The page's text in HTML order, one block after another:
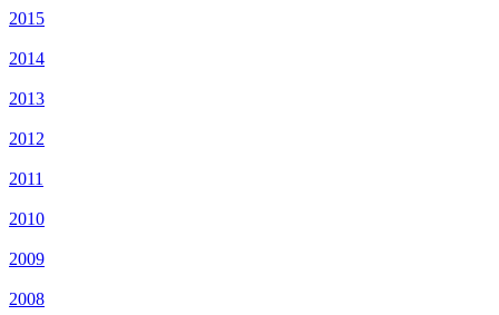
2015
2014
2013
2012
2011
2010
2009
2008